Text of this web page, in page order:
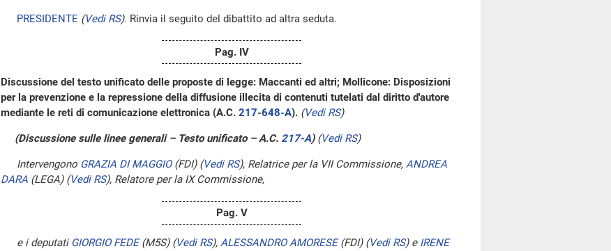
PRESIDENTE (Vedi RS). Rinvia il seguito del dibattito ad altra seduta.
Pag. IV
Discussione del testo unificato delle proposte di legge: Maccanti ed altri; Mollicone: Disposizioni
per la prevenzione e la repressione della diffusione illecita di contenuti tutelati dal diritto d'autore
mediante le reti di comunicazione elettronica (A.C. 217​-648-A​). (Vedi RS)
(Discussione sulle linee generali – Testo unificato – A.C. 217-A​) (Vedi RS)
Intervengono GRAZIA DI MAGGIO(FDI) (Vedi RS), Relatrice per la VII Commissione, ANDREA
DARA (LEGA) (Vedi RS), Relatore per la IX Commissione,
Pag. V
e i deputati GIORGIO FEDE(M5S) (Vedi RS), ALESSANDRO AMORESE(FDI) (Vedi RS)e IRENE